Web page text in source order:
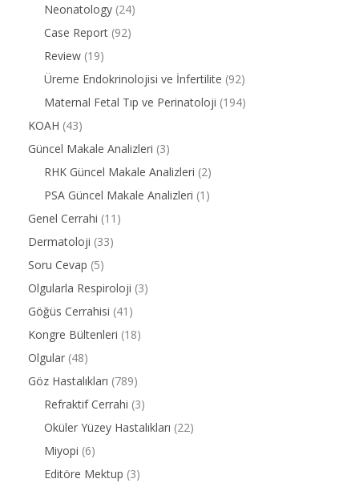
Neonatology (24)
Case Report (92)
Review (19)
Üreme Endokrinolojisi ve İnfertilite (92)
Maternal Fetal Tıp ve Perinatoloji (194)
KOAH (43)
Güncel Makale Analizleri (3)
RHK Güncel Makale Analizleri (2)
PSA Güncel Makale Analizleri (1)
Genel Cerrahi (11)
Dermatoloji (33)
Soru Cevap (5)
Olgularla Respiroloji (3)
Göğüs Cerrahisi (41)
Kongre Bültenleri (18)
Olgular (48)
Göz Hastalıkları (789)
Refraktif Cerrahi (3)
Oküler Yüzey Hastalıkları (22)
Miyopi (6)
Editöre Mektup (3)